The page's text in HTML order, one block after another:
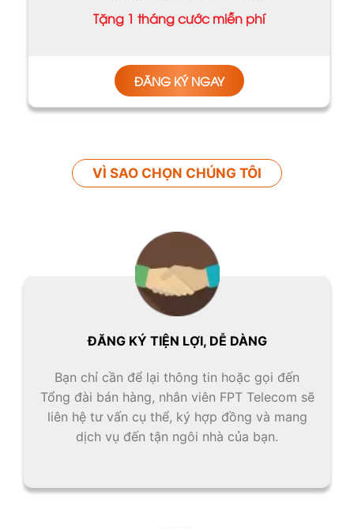
Tặng 1 tháng cước miễn phí
ĐĂNG KÝ NGAY
VÌ SAO CHỌN CHÚNG TÔI
ĐĂNG KÝ TIỆN LỢI, DỄ DÀNG
Bạn chỉ cần để lại thông tin hoặc gọi đến
Tổng đài bán hàng, nhân viên FPT Telecom sẽ
liên hệ tư vấn cụ thể, ký hợp đồng và mang
dịch vụ đến tận ngôi nhà của bạn.